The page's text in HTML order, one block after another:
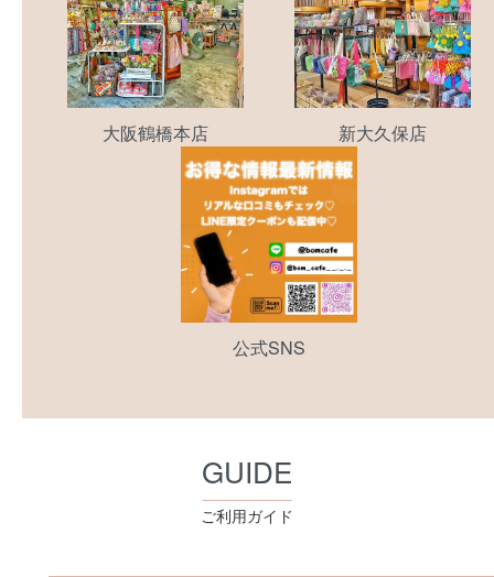
大阪鶴橋本店 新大久保店
公式SNS
GUIDE
ご利用ガイド